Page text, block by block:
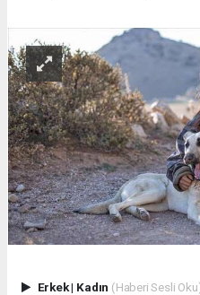
Erkek| Kadın (Haberi Sesli